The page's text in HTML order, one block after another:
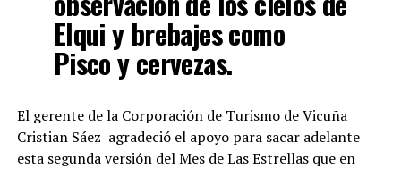
Elqui y brebajes como
Pisco y cervezas.
El gerente de la Corporación de Turismo de Vicuña
Cristian Sáez agradeció el apoyo para sacar adelante
esta segunda versión del Mes de Las Estrellas que en